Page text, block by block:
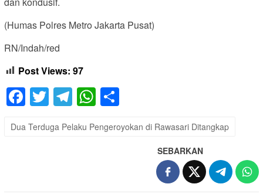
(Humas Polres Metro Jakarta Pusat)
RN/Indah/red
Post Views: 97
Facebook
TwitterTelegram
WhatsApp
Dua Terduga Pelaku Pengeroyokan di Rawasari Ditangkap
SEBARKAN